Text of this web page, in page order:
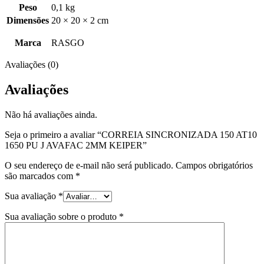
Peso
0,1 kg
Dimensões 20 × 20 × 2 cm
Marca RASGO
Avaliações (0)
Avaliações
Não há avaliações ainda.
Seja o primeiro a avaliar “CORREIA SINCRONIZADA 150 AT10
1650 PU J AVAFAC 2MM KEIPER”
O seu endereço de e-mail não será publicado. Campos obrigatórios
são marcados com *
Sua avaliação *
Sua avaliação sobre o produto *